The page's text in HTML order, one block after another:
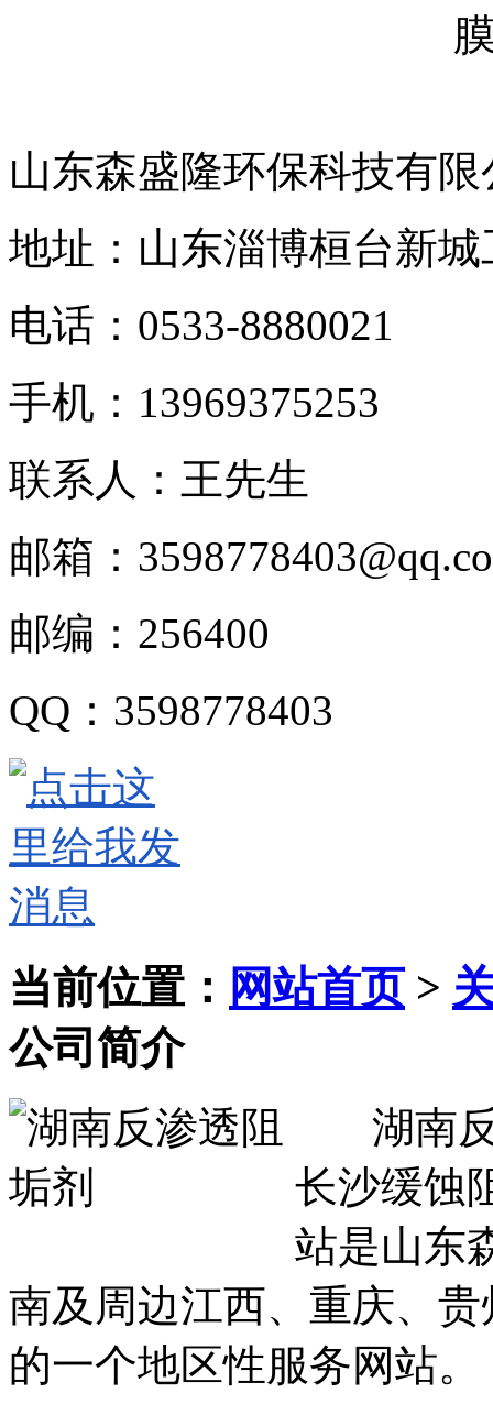
山东森盛隆环保科技有限
地址：山东淄博桓台新
电话： 0533-8880021
手机： 13969375253
联系人：王先生
邮箱：
邮编： 256400
QQ ： 3598778403
当前位置： 网站首页>
公司简介
湖南反
长沙缓蚀
站是山东
南及周边江西、重庆、
的一个地区性服务网站。